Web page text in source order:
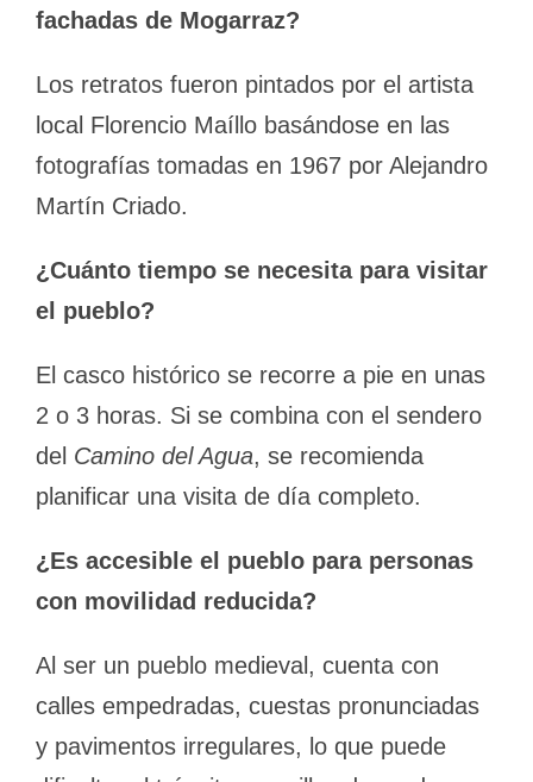
fachadas de Mogarraz?
Los retratos fueron pintados por el artista
local Florencio Maíllo basándose en las
fotografías tomadas en 1967 por Alejandro
Martín Criado.
¿Cuánto tiempo se necesita para visitar
el pueblo?
El casco histórico se recorre a pie en unas
2 o 3 horas. Si se combina con el sendero
del Camino del Agua, se recomienda
planificar una visita de día completo.
¿Es accesible el pueblo para personas
con movilidad reducida?
Al ser un pueblo medieval, cuenta con
calles empedradas, cuestas pronunciadas
y pavimentos irregulares, lo que puede